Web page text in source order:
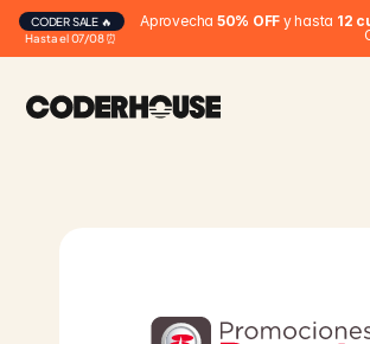
Hasta el 07/08 ⏰
CODER SALE 🔥 Aprovecha 50% OFF y hasta 12